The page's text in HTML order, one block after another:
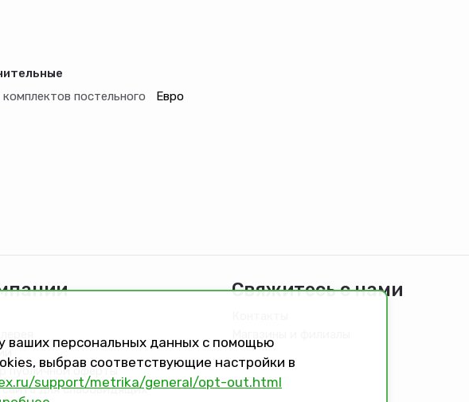
постельного
Евро
публичной оферты
для слабовидящих
Свяжитесь с нами
ваших персональных данных с помощью
выбрав соответствующие настройки в
support/metrika/general/opt-out.html